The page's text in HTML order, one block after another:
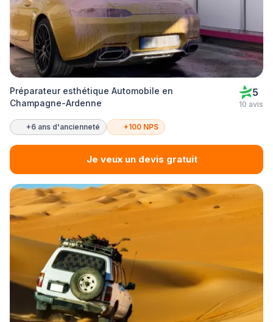
Préparateur esthétique Automobile en
Champagne-Ardenne
5
10 avis
+6 ans d'ancienneté +100 NPS
Je veux un devis gratuit